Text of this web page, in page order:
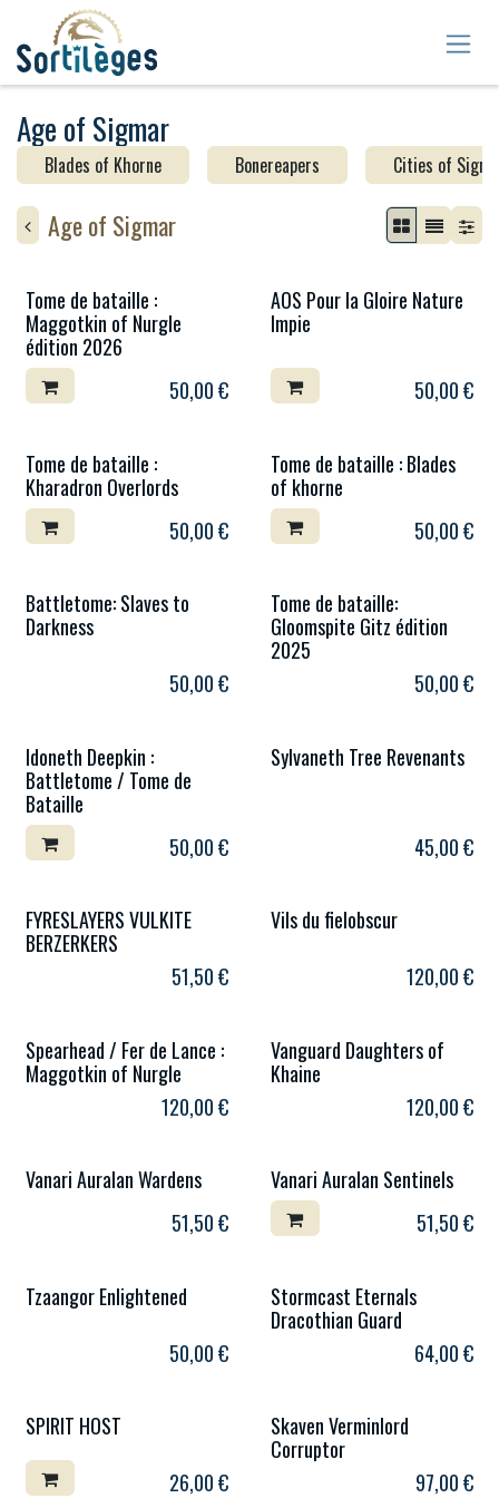
Se rendre au contenu
Age of Sigmar
Blades of Khorne Bonereapers Cities of
Age of Sigmar
Tome de bataille :
Maggotkin of Nurgle
édition 2026
50,00€
AOS Pour la Gloire Nature
Impie
50,00€
Tome de bataille :
Kharadron Overlords
50,00€
Tome de bataille : Blades
of khorne
50,00€
Battletome: Slaves to
Darkness
50,00€
Tome de bataille:
Gloomspite Gitz édition
2025
50,00€
Idoneth Deepkin :
Battletome / Tome de
Bataille
50,00€
Sylvaneth Tree Revenants
45,00€
FYRESLAYERS VULKITE
BERZERKERS
51,50€
Vils du fielobscur
120,00€
Spearhead / Fer de Lance :
Maggotkin of Nurgle
120,00€
Vanguard Daughters of
Khaine
120,00€
Vanari Auralan Wardens
51,50€
Vanari Auralan Sentinels
51,50€
Tzaangor Enlightened
50,00€
Stormcast Eternals
Dracothian Guard
64,00€
SPIRIT HOST
26,00€
Skaven Verminlord
Corruptor
97,00€